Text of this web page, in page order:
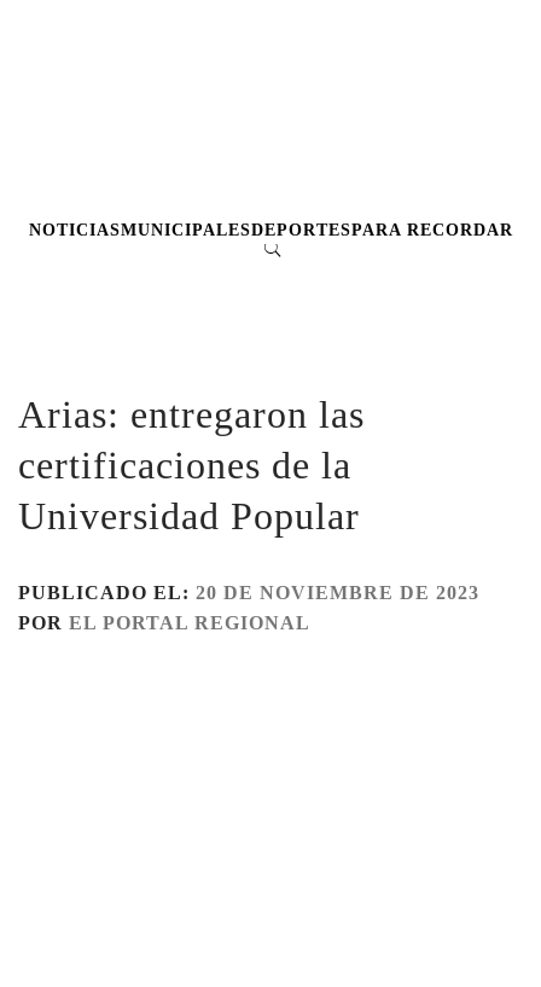
NOTICIASMUNICIPALESDEPORTESPARA RECORDAR
Arias: entregaron las
certificaciones de la
Universidad Popular
PUBLICADO EL: 20 DE NOVIEMBRE DE 2023
POR EL PORTAL REGIONAL